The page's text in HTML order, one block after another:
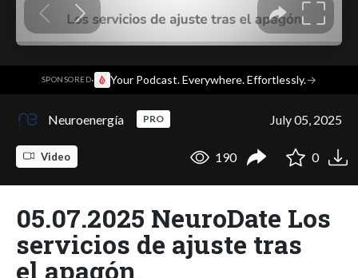
SPONSORED· Your Podcast. Everywhere. Effortlessly.→
Neuroenergía PRO July 05, 2025
Video 190 0
05.07.2025 NeuroDate Los
servicios de ajuste tras
el apagón